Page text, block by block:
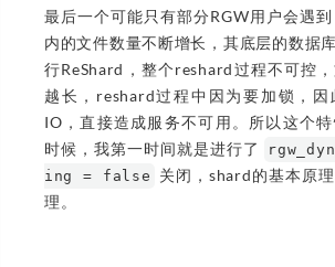
最后一个可能只有部分RGW用户会遇
内的文件数量不断增长，其底层的数据
行ReShard，整个reshard过程不可控
越长，reshard过程中因为要加锁，因
IO，直接造成服务不可用。所以这个
时候，我第一时间就是进行了
ing = false
关闭，shard的基本原
理。